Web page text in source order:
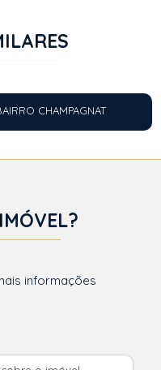
CHAMPAGNAT
informações